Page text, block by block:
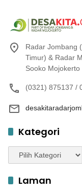
Radar Jombang
Timur) & Radar
Sooko Mojokerto
(0321) 875137 /
Kategori
Kategori
Laman